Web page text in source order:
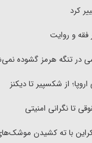
کرد
و روایت
در تنگه هرمز گشوده
از شکسپیر تا دیکنز
تا نگرانی امنیتی
با ته کشیدن